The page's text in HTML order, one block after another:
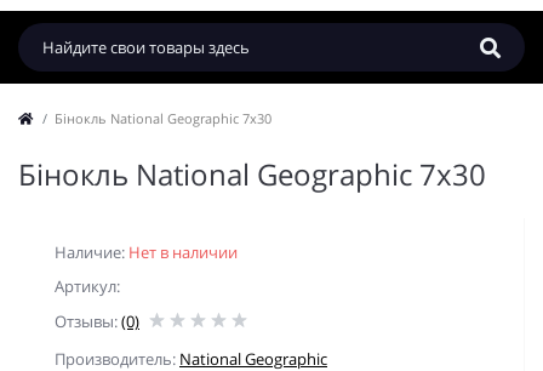
Бінокль National Geographic 7x30
Бінокль National Geographic 7x30
Наличие: Нет в наличии
Артикул:
Отзывы:(0)
Производитель: National Geographic